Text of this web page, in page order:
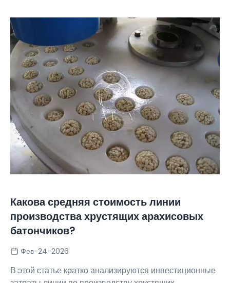
Какова средняя стоимость линии
производства хрустящих арахисовых
батончиков?
Фев-24-2026
В этой статье кратко анализируются инвестиционные